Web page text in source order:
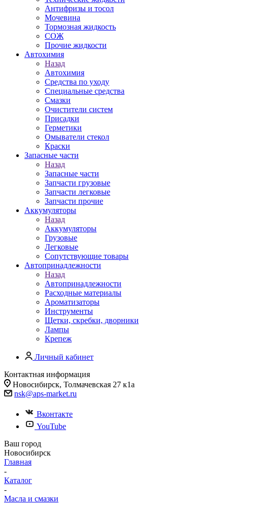
Антифризы и тосол
Мочевина
Тормозная жидкость
СОЖ
Прочие жидкости
Автохимия
Назад
Автохимия
Средства по уходу
Специальные средства
Смазки
Очистители систем
Присадки
Герметики
Омыватели стекол
Краски
Запасные части
Назад
Запасные части
Запчасти грузовые
Запчасти легковые
Запчасти прочие
Аккумуляторы
Назад
Аккумуляторы
Грузовые
Легковые
Сопутствующие товары
Автопринадлежности
Назад
Автопринадлежности
Расходные материалы
Ароматизаторы
Инструменты
Щетки, скребки, дворники
Лампы
Крепеж
Личный кабинет
Контактная информация
Новосибирск, Толмачевская 27 к1а
nsk@aps-market.ru
Вконтакте
YouTube
Ваш город
Новосибирск
Главная
-
Каталог
-
Масла и смазки